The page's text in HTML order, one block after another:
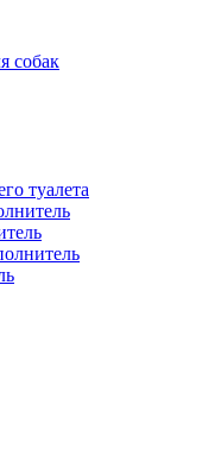
собак
туалета